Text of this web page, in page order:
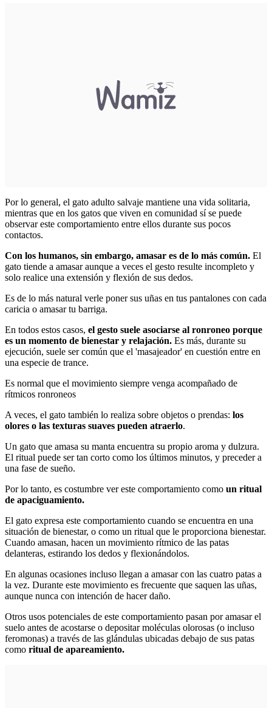
Por lo general, el gato adulto salvaje mantiene una vida solitaria,
mientras que en los gatos que viven en comunidad sí se puede
observar este comportamiento entre ellos durante sus pocos
contactos.
Con los humanos, sin embargo, amasar es de lo más común. El
gato tiende a amasar aunque a veces el gesto resulte incompleto y
solo realice una extensión y flexión de sus dedos.
Es de lo más natural verle poner sus uñas en tus pantalones con cada
caricia o amasar tu barriga.
En todos estos casos, el gesto suele asociarse al ronroneo porque
es un momento de bienestar y relajación. Es más, durante su
ejecución, suele ser común que el 'masajeador' en cuestión entre en
una especie de trance.
Es normal que el movimiento siempre venga acompañado de
rítmicos ronroneos
A veces, el gato también lo realiza sobre objetos o prendas: los
olores o las texturas suaves pueden atraerlo.
Un gato que amasa su manta encuentra su propio aroma y dulzura.
El ritual puede ser tan corto como los últimos minutos, y preceder a
una fase de sueño.
Por lo tanto, es costumbre ver este comportamiento como un ritual
de apaciguamiento.
El gato expresa este comportamiento cuando se encuentra en una
situación de bienestar, o como un ritual que le proporciona bienestar.
Cuando amasan, hacen un movimiento rítmico de las patas
delanteras, estirando los dedos y flexionándolos.
En algunas ocasiones incluso llegan a amasar con las cuatro patas a
la vez. Durante este movimiento es frecuente que saquen las uñas,
aunque nunca con intención de hacer daño.
Otros usos potenciales de este comportamiento pasan por amasar el
suelo antes de acostarse o depositar moléculas olorosas (o incluso
feromonas) a través de las glándulas ubicadas debajo de sus patas
como ritual de apareamiento.